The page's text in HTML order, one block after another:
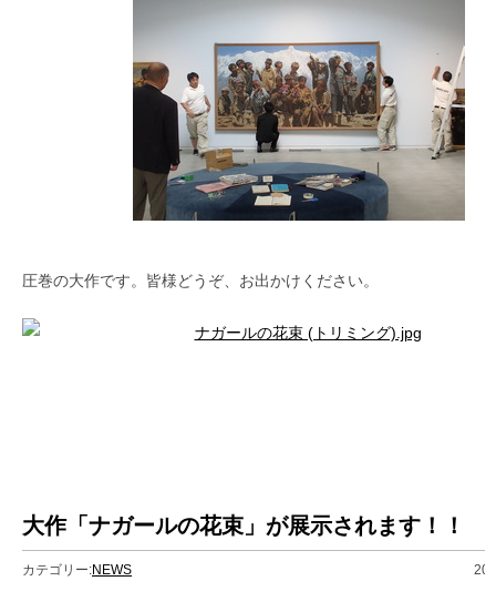
圧巻の大作です。皆様どうぞ、お出かけください。
大作「ナガールの花束」が展示されます！！
カテゴリー:NEWS